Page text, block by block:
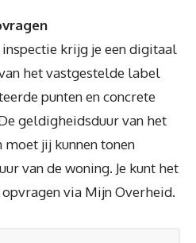
inspectie krijg je een digitaal
het vastgestelde label
punten en concrete
geldigheidsduur van het
moet jij kunnen tonen
van de woning. Je kunt het
via Mijn Overheid.